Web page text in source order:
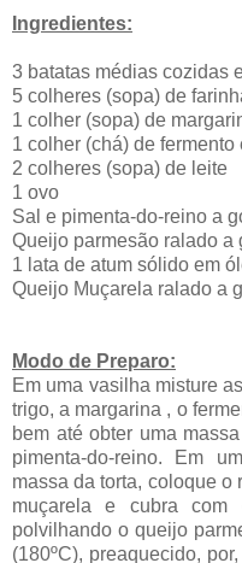
Ingredientes:
3 batatas médias cozidas
5 colheres (sopa) de
1 colher (sopa) de
1 colher (chá) de fermento
2 colheres (sopa) de leite
1 ovo
Sal e pimenta-do-reino a
Queijo parmesão ralado a
1 lata de atum sólido em
Queijo Muçarela ralado a
Modo de Preparo:
Em uma vasilha misture
trigo, a margarina , o
bem até obter uma
pimenta-do-reino. Em
massa da torta, coloque
muçarela e cubra com
polvilhando o queijo
(180ºC), preaquecido,